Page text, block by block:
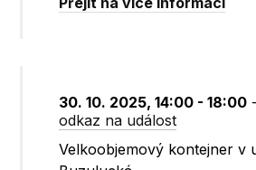
30. 10. 2025, 14:00 - 18:00 -
odkaz na událost
Velkoobjemový kontejner v